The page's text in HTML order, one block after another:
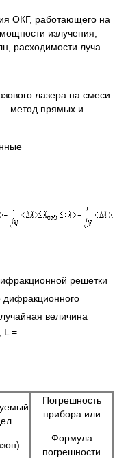
ОКГ, работающего на
излучения,
расходимости луча.
лазера на смеси
– метод прямых и
решетки
дифракционного
величина
L =
Погрешность
прибора или
Формула
погрешности